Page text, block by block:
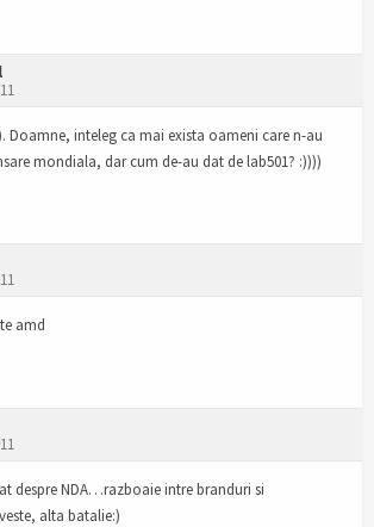
Doamne, inteleg ca mai exista oameni care n-au
mondiala, dar cum de-au dat de lab501? :))))
amd
despre NDA…razboaie intre branduri si
alta batalie:)